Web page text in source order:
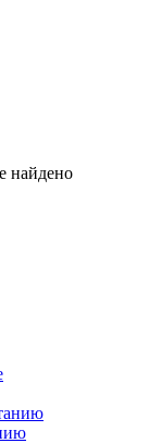
найдено